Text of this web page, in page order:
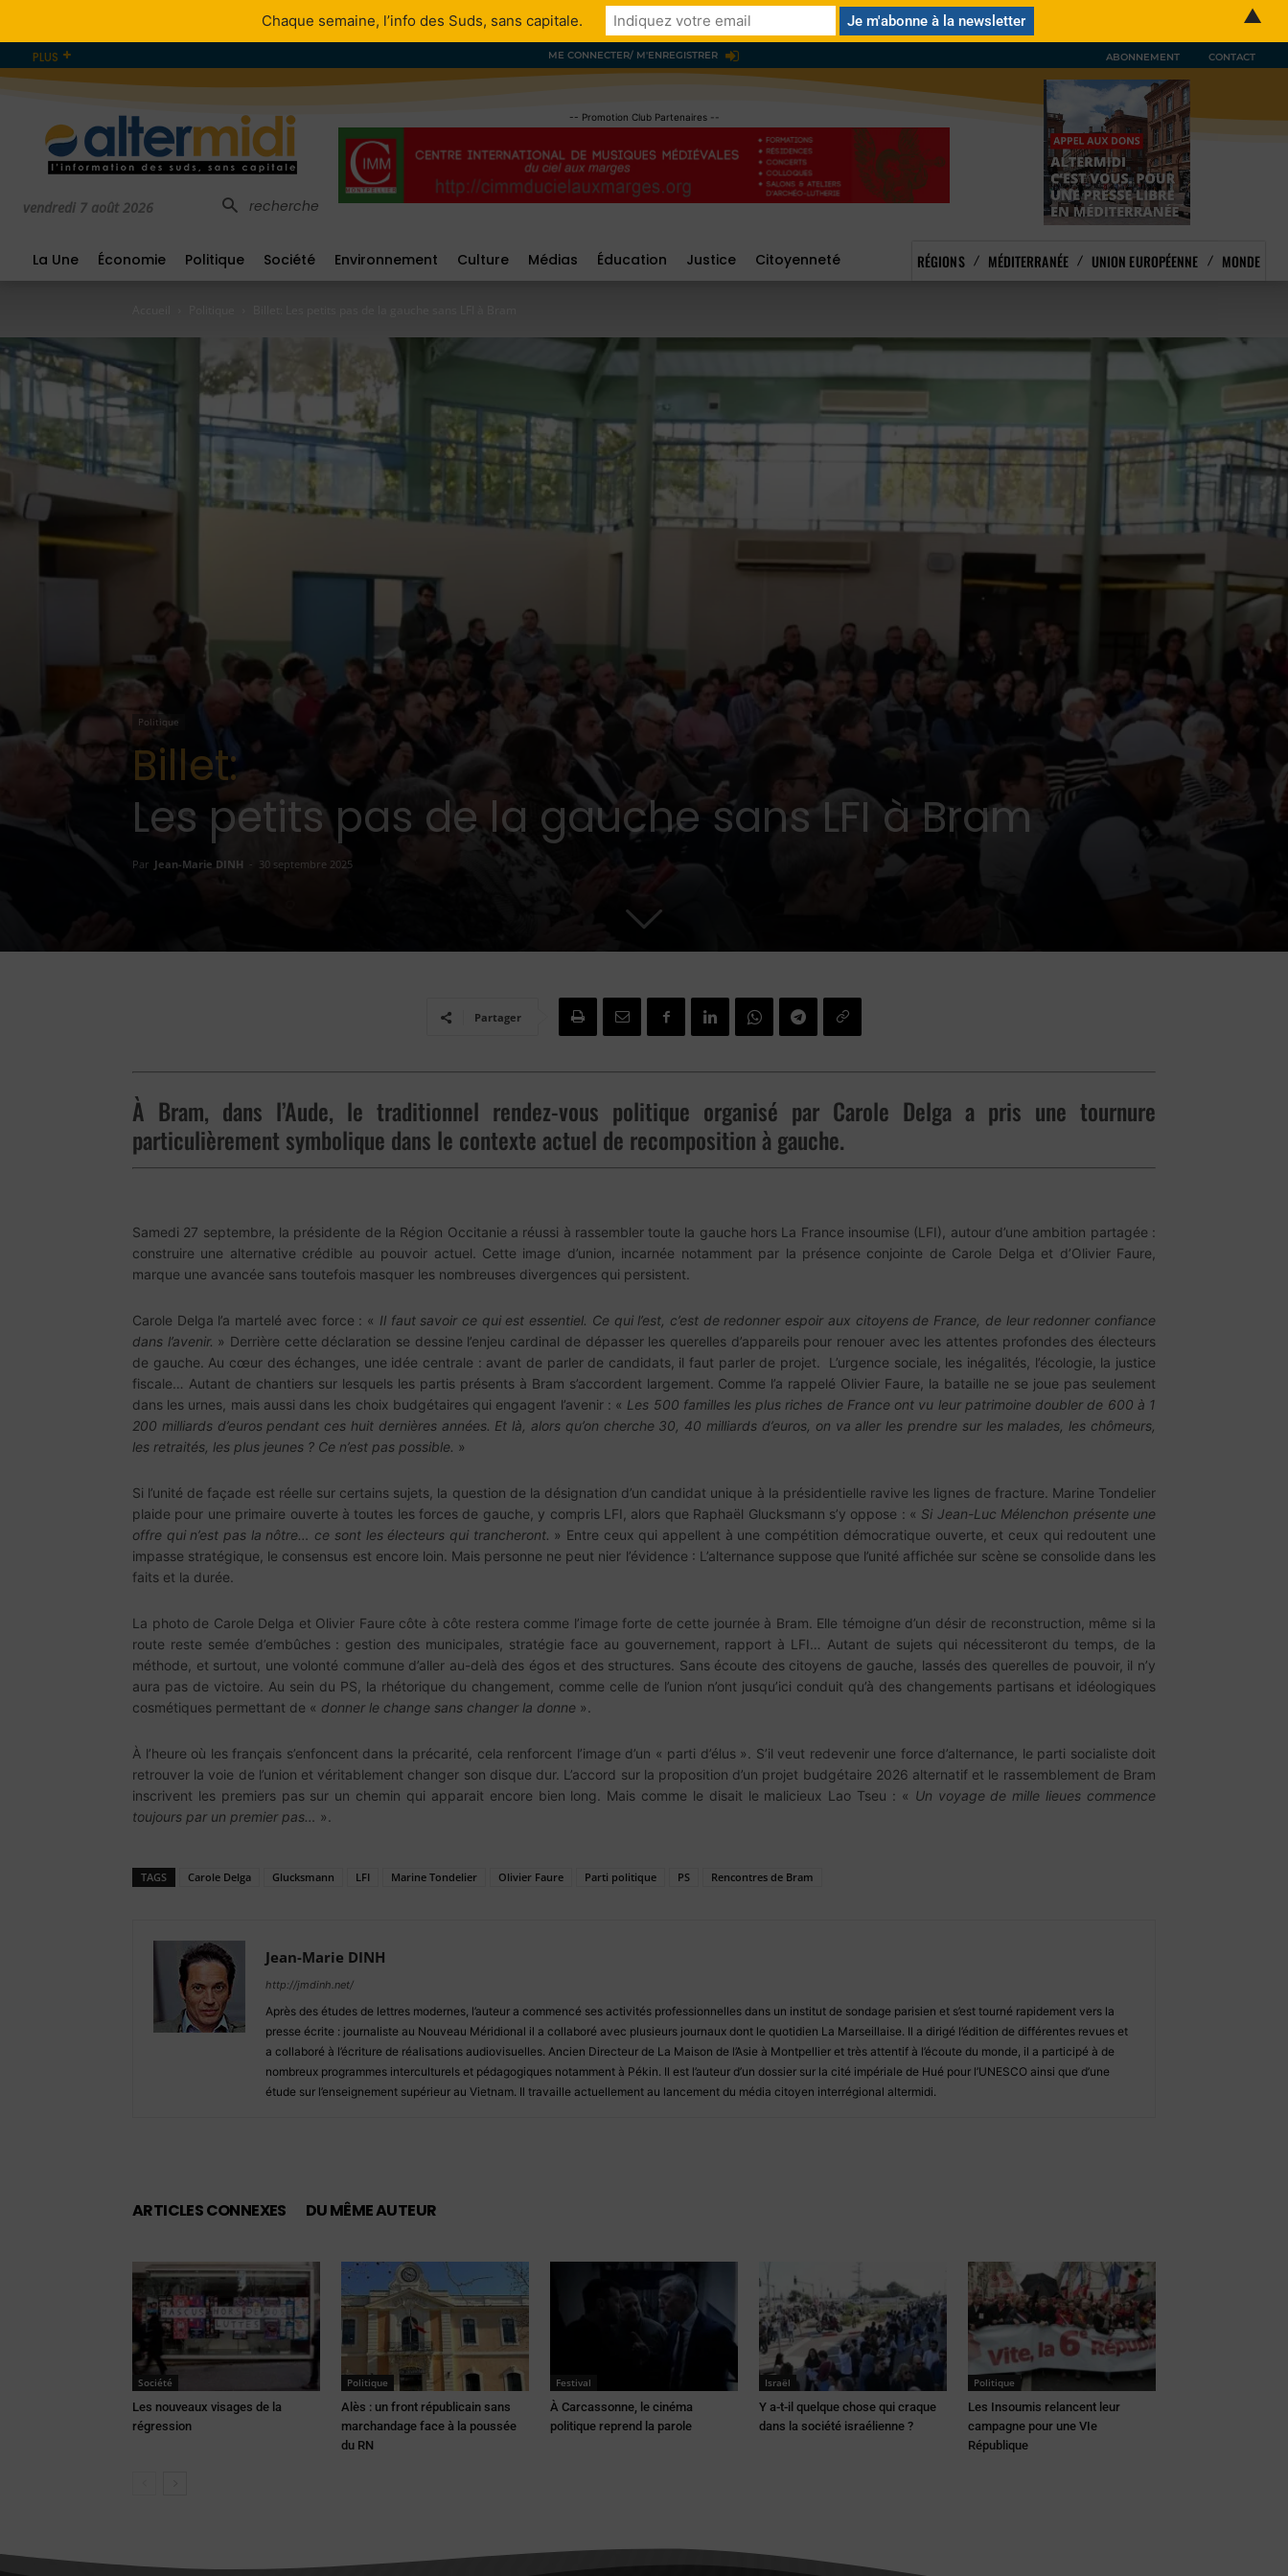
PLUS ME CONNECTER/ M'ENREGISTRER ABONNEMENT CONTACT
vendredi 7 août 2026 recherche
-- Promotion Club Partenaires --
La Une Économie Politique Société Environnement Culture Médias Éducation Justice Citoyenneté RÉGIONS MÉDITERRANÉE UNION EUROPÉENNE MONDE
Politique
Billet:
Les petits pas de la gauche sans LFI à Bram
Par Jean-Marie DINH - 30 septembre 2025
Partager
À Bram, dans l’Aude, le traditionnel rendez-vous politique organisé par Carole Delga a pris une tournure
particulièrement symbolique dans le contexte actuel de recomposition à gauche.
Samedi 27 septembre, la présidente de la Région Occitanie a réussi à rassembler toute la gauche hors La France insoumise (LFI), autour d’une ambition partagée :
construire une alternative crédible au pouvoir actuel. Cette image d’union, incarnée notamment par la présence conjointe de Carole Delga et d’Olivier Faure,
marque une avancée sans toutefois masquer les nombreuses divergences qui persistent.
Carole Delga l’a martelé avec force : « Il faut savoir ce qui est essentiel. Ce qui l’est, c’est de redonner espoir aux citoyens de France, de leur redonner confiance
dans l’avenir. » Derrière cette déclaration se dessine l’enjeu cardinal de dépasser les querelles d’appareils pour renouer avec les attentes profondes des électeurs
de gauche. Au cœur des échanges, une idée centrale : avant de parler de candidats, il faut parler de projet. L’urgence sociale, les inégalités, l’écologie, la justice
fiscale… Autant de chantiers sur lesquels les partis présents à Bram s’accordent largement. Comme l’a rappelé Olivier Faure, la bataille ne se joue pas seulement
dans les urnes, mais aussi dans les choix budgétaires qui engagent l’avenir : « Les 500 familles les plus riches de France ont vu leur patrimoine doubler de 600 à 1
200 milliards d’euros pendant ces huit dernières années. Et là, alors qu’on cherche 30, 40 milliards d’euros, on va aller les prendre sur les malades, les chômeurs,
les retraités, les plus jeunes ? Ce n’est pas possible. »
Si l’unité de façade est réelle sur certains sujets, la question de la désignation d’un candidat unique à la présidentielle ravive les lignes de fracture. Marine Tondelier
plaide pour une primaire ouverte à toutes les forces de gauche, y compris LFI, alors que Raphaël Glucksmann s’y oppose : « Si Jean-Luc Mélenchon présente une
offre qui n’est pas la nôtre… ce sont les électeurs qui trancheront. » Entre ceux qui appellent à une compétition démocratique ouverte, et ceux qui redoutent une
impasse stratégique, le consensus est encore loin. Mais personne ne peut nier l’évidence : L’alternance suppose que l’unité affichée sur scène se consolide dans les
faits et la durée.
La photo de Carole Delga et Olivier Faure côte à côte restera comme l’image forte de cette journée à Bram. Elle témoigne d’un désir de reconstruction, même si la
route reste semée d’embûches : gestion des municipales, stratégie face au gouvernement, rapport à LFI… Autant de sujets qui nécessiteront du temps, de la
méthode, et surtout, une volonté commune d’aller au-delà des égos et des structures. Sans écoute des citoyens de gauche, lassés des querelles de pouvoir, il n’y
aura pas de victoire. Au sein du PS, la rhétorique du changement, comme celle de l’union n’ont jusqu’ici conduit qu’à des changements partisans et idéologiques
cosmétiques permettant de « donner le change sans changer la donne ».
À l’heure où les français s’enfoncent dans la précarité, cela renforcent l’image d’un « parti d’élus ». S’il veut redevenir une force d’alternance, le parti socialiste doit
retrouver la voie de l’union et véritablement changer son disque dur. L’accord sur la proposition d’un projet budgétaire 2026 alternatif et le rassemblement de Bram
inscrivent les premiers pas sur un chemin qui apparait encore bien long. Mais comme le disait le malicieux Lao Tseu : « Un voyage de mille lieues commence
toujours par un premier pas…
».
TAGS Carole Delga Glucksmann LFI Marine Tondelier Olivier Faure Parti politique PS Rencontres de Bram
Jean-Marie DINH
http://jmdinh.net/
Après des études de lettres modernes, l’auteur a commencé ses activités professionnelles dans un institut de sondage parisien et s’est tourné rapidement vers la
presse écrite : journaliste au Nouveau Méridional il a collaboré avec plusieurs journaux dont le quotidien La Marseillaise. Il a dirigé l’édition de différentes revues et
a collaboré à l’écriture de réalisations audiovisuelles. Ancien Directeur de La Maison de l’Asie à Montpellier et très attentif à l’écoute du monde, il a participé à de
nombreux programmes interculturels et pédagogiques notamment à Pékin. Il est l’auteur d’un dossier sur la cité impériale de Hué pour l’UNESCO ainsi que d’une
étude sur l’enseignement supérieur au Vietnam. Il travaille actuellement au lancement du média citoyen interrégional altermidi.
ARTICLES CONNEXES DU MÊME AUTEUR
Société
Les nouveaux visages de la
régression
Politique
Alès : un front républicain sans
marchandage face à la poussée
du RN
Festival
À Carcassonne, le cinéma
politique reprend la parole
Israël
Y a-t-il quelque chose qui craque
dans la société israélienne ?
Politique
Les Insoumis relancent leur
campagne pour une VIe
République
Chaque semaine, l’info des Suds, sans capitale. ▲